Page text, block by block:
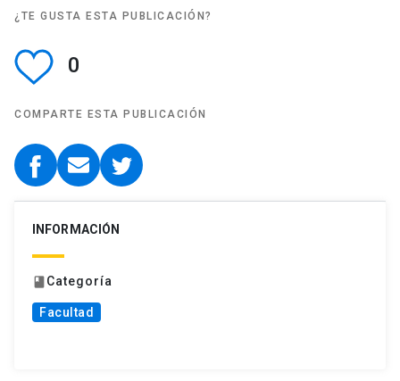
¿TE GUSTA ESTA PUBLICACIÓN?
0
COMPARTE ESTA PUBLICACIÓN
INFORMACIÓN
book Categoría
Facultad